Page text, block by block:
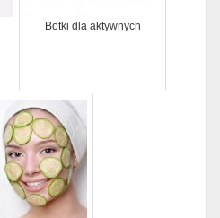
Botki dla aktywnych